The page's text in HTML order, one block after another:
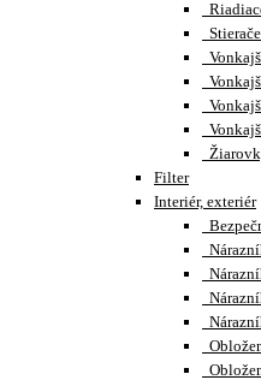
Filter
Interiér, exteriér